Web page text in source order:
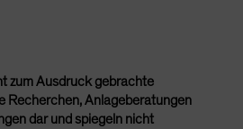
zum Ausdruck gebrachte
Recherchen, Anlageberatungen
dar und spiegeln nicht